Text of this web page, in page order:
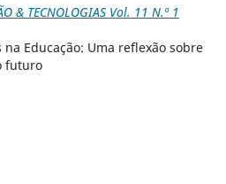
& TECNOLOGIAS Vol. 11 N.º 1
Educação: Uma reflexão sobre
futuro